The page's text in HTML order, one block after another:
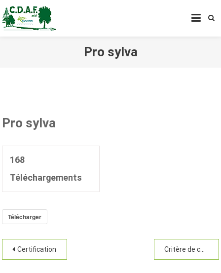
CENTRE DE DÉVELOPPEMENT
Pro sylva
Pro sylva
168
Téléchargements
Télécharger
Certification Critère de choix